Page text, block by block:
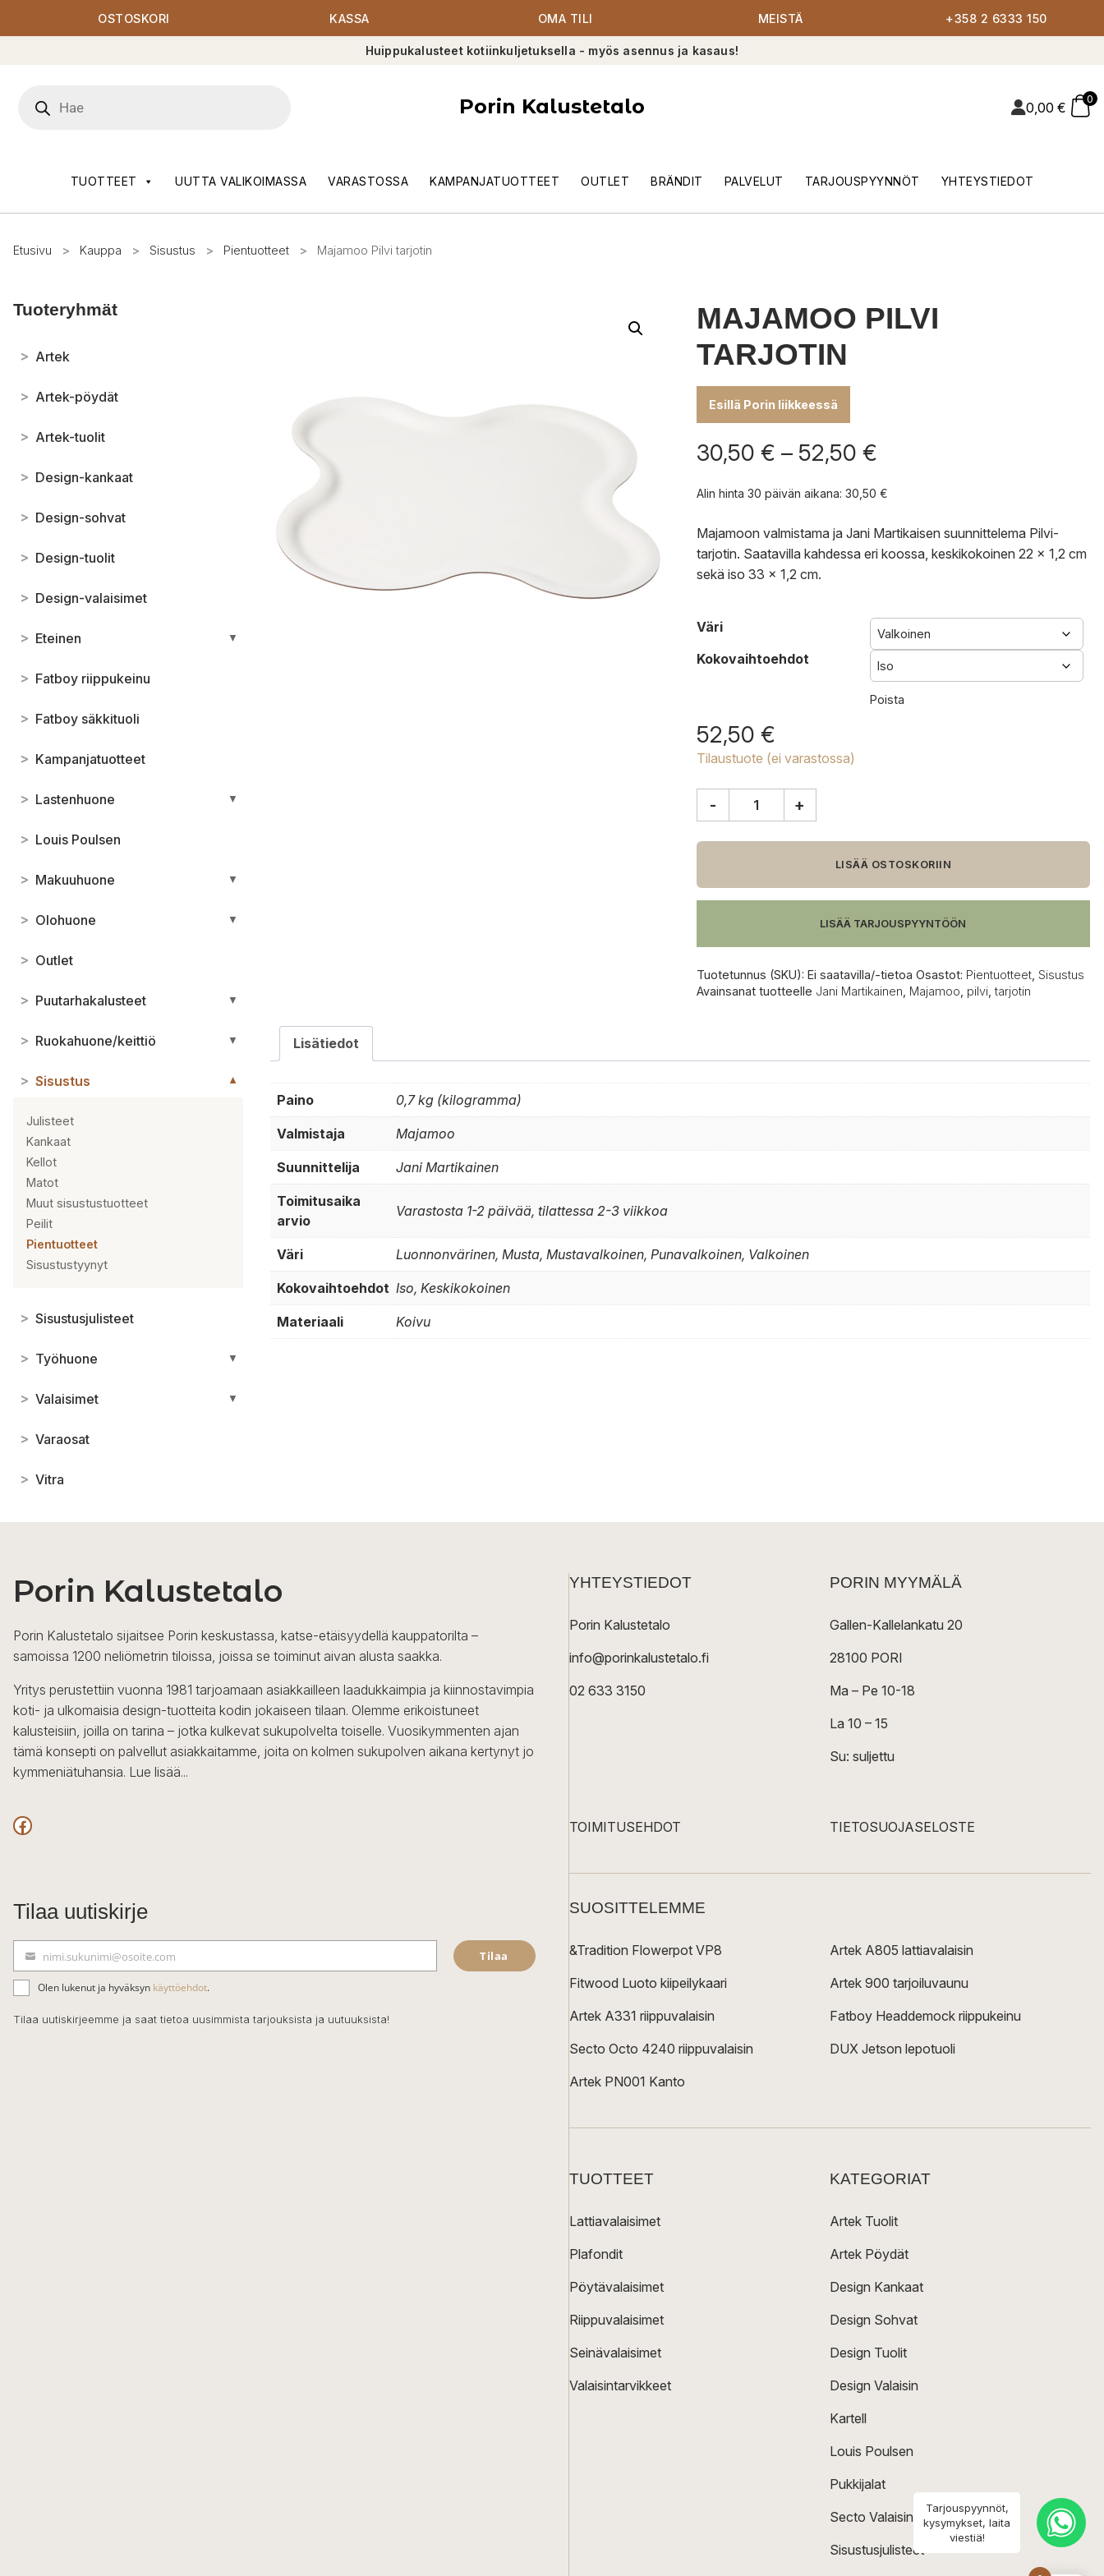
OSTOSKORI KASSA OMA TILI MEISTÄ +358 2 6333 150
Huippukalusteet kotiinkuljetuksella - myös asennus ja kasaus!
search
Porin Kalustetalo 0,00 €
0
TUOTTEET UUTTA VALIKOIMASSA VARASTOSSA KAMPANJATUOTTEET OUTLET BRÄNDIT PALVELUT TARJOUSPYYNNÖT YHTEYSTIEDOT
Etusivu > Kauppa > Sisustus > Pientuotteet > Majamoo Pilvi tarjotin
Tuoteryhmät
> Artek
> Artek-pöydät
> Artek-tuolit
> Design-kankaat
> Design-sohvat
> Design-tuolit
> Design-valaisimet
> Eteinen ▼
> Fatboy riippukeinu
> Fatboy säkkituoli
> Kampanjatuotteet
> Lastenhuone ▼
> Louis Poulsen
> Makuuhuone ▼
> Olohuone ▼
> Outlet
> Puutarhakalusteet ▼
> Ruokahuone/keittiö ▼
> Sisustus ▼
Julisteet
Kankaat
Kellot
Matot
Muut sisustustuotteet
Peilit
Pientuotteet
Sisustustyynyt
> Sisustusjulisteet
> Työhuone ▼
> Valaisimet ▼
> Varaosat
> Vitra
MAJAMOO PILVI
TARJOTIN
Esillä Porin liikkeessä
30,50 € – 52,50 €
-
Alin hinta 30 päivän aikana: 30,50 €
Majamoon valmistama ja Jani Martikaisen suunnittelema Pilvi-
tarjotin. Saatavilla kahdessa eri koossa, keskikokoinen 22 x 1,2 cm
sekä iso 33 x 1,2 cm.
Väri
Kokovaihtoehdot
Poista
52,50 €
Tilaustuote (ei varastossa)
tarjotin
- +
LISÄÄ OSTOSKORIIN
LISÄÄ TARJOUSPYYNTÖÖN
Tuotetunnus (SKU): Ei saatavilla/-tietoa Osastot: Pientuotteet, Sisustus
Avainsanat tuotteelle Jani Martikainen Majamoo pilvi,tarjotin
Lisätiedot
Paino 0,7 kg (kilogramma)
Valmistaja Majamoo
Suunnittelija Jani Martikainen
Toimitusaika
arvio
Varastosta 1-2 päivää, tilattessa 2-3 viikkoa
Väri Luonnonvärinen, Musta, Mustavalkoinen, Punavalkoinen, Valkoinen
Kokovaihtoehdot Iso, Keskikokoinen
Materiaali Koivu
Porin Kalustetalo
Porin Kalustetalo sijaitsee Porin keskustassa, katse-etäisyydellä kauppatorilta –
samoissa 1200 neliömetrin tiloissa, joissa se toiminut aivan alusta saakka.
Yritys perustettiin vuonna 1981 tarjoamaan asiakkailleen laadukkaimpia ja kiinnostavimpia
koti- ja ulkomaisia design-tuotteita kodin jokaiseen tilaan. Olemme erikoistuneet
kalusteisiin, joilla on tarina – jotka kulkevat sukupolvelta toiselle. Vuosikymmenten ajan
tämä konsepti on palvellut asiakkaitamme, joita on kolmen sukupolven aikana kertynyt jo
kymmeniätuhansia. Lue lisää...
Facebook
Tilaa uutiskirje
ä
h
k
nimi.sukunimi@osoite.com Tilaa
Olen lukenut ja hyväksyn käyttöehdot.
Tilaa uutiskirjeemme ja saat tietoa uusimmista tarjouksista ja uutuuksista!
YHTEYSTIEDOT
Porin Kalustetalo
info@porinkalustetalo.fi
02 633 3150
PORIN MYYMÄLÄ
Gallen-Kallelankatu 20
28100 PORI
Ma – Pe 10-18
La 10 – 15
Su: suljettu
TOIMITUSEHDOT TIETOSUOJASELOSTE
SUOSITTELEMME
&Tradition Flowerpot VP8
Fitwood Luoto kiipeilykaari
Artek A331 riippuvalaisin
Secto Octo 4240 riippuvalaisin
Artek PN001 Kanto
Artek A805 lattiavalaisin
Artek 900 tarjoiluvaunu
Fatboy Headdemock riippukeinu
DUX Jetson lepotuoli
TUOTTEET
Lattiavalaisimet
Plafondit
Pöytävalaisimet
Riippuvalaisimet
Seinävalaisimet
Valaisintarvikkeet
KATEGORIAT
Artek Tuolit
Artek Pöydät
Design Kankaat
Design Sohvat
Design Tuolit
Design Valaisin
Kartell
Louis Poulsen
Pukkijalat
Secto Valaisin
Sisustusjulisteet
Tarjouspyynnöt,
kysymykset, laita
viestiä!